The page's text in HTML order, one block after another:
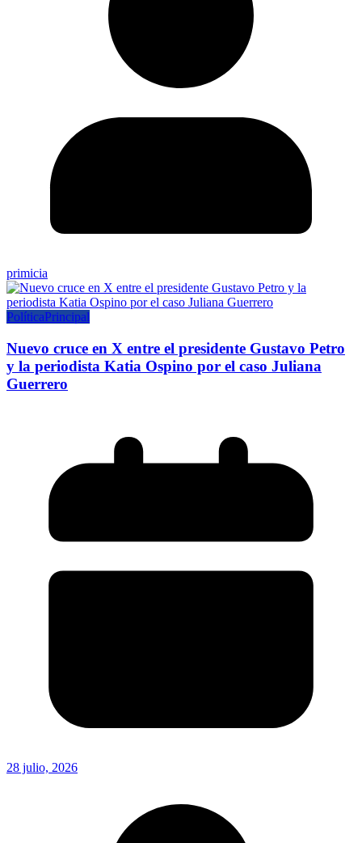
primicia
PolíticaPrincipal
Nuevo cruce en X entre el presidente Gustavo Petro
y la periodista Katia Ospino por el caso Juliana
Guerrero
28 julio, 2026